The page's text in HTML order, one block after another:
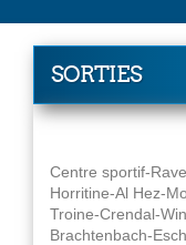
SORTIES
Centre sportif-
Horritine-Al Hez-
Troine-Crendal-
Brachtenbach-